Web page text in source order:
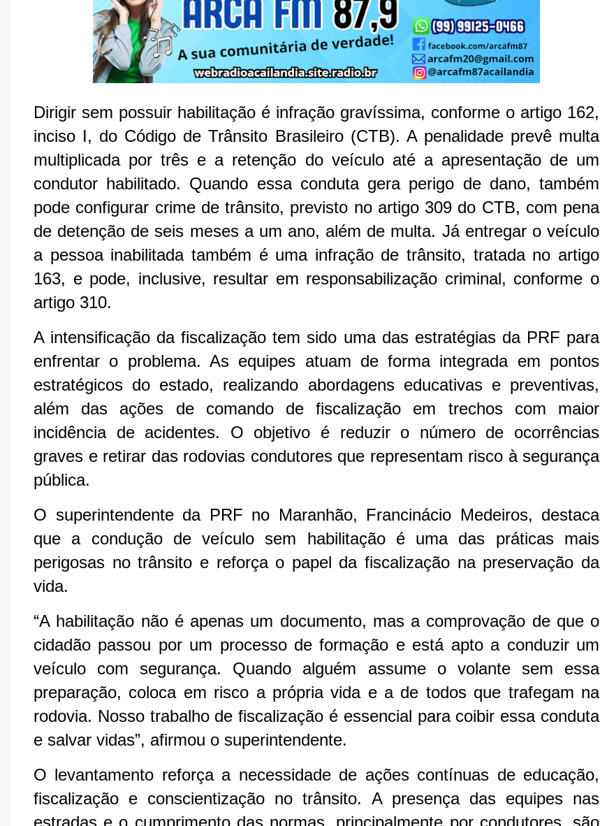
Dirigir sem possuir habilitação é infração gravíssima, conforme o artigo 162,
inciso I, do Código de Trânsito Brasileiro (CTB). A penalidade prevê multa
multiplicada por três e a retenção do veículo até a apresentação de um
condutor habilitado. Quando essa conduta gera perigo de dano, também
pode configurar crime de trânsito, previsto no artigo 309 do CTB, com pena
de detenção de seis meses a um ano, além de multa. Já entregar o veículo
a pessoa inabilitada também é uma infração de trânsito, tratada no artigo
163, e pode, inclusive, resultar em responsabilização criminal, conforme o
artigo 310.
A intensificação da fiscalização tem sido uma das estratégias da PRF para
enfrentar o problema. As equipes atuam de forma integrada em pontos
estratégicos do estado, realizando abordagens educativas e preventivas,
além das ações de comando de fiscalização em trechos com maior
incidência de acidentes. O objetivo é reduzir o número de ocorrências
graves e retirar das rodovias condutores que representam risco à segurança
pública.
O superintendente da PRF no Maranhão, Francinácio Medeiros, destaca
que a condução de veículo sem habilitação é uma das práticas mais
perigosas no trânsito e reforça o papel da fiscalização na preservação da
vida.
“A habilitação não é apenas um documento, mas a comprovação de que o
cidadão passou por um processo de formação e está apto a conduzir um
veículo com segurança. Quando alguém assume o volante sem essa
preparação, coloca em risco a própria vida e a de todos que trafegam na
rodovia. Nosso trabalho de fiscalização é essencial para coibir essa conduta
e salvar vidas”, afirmou o superintendente.
O levantamento reforça a necessidade de ações contínuas de educação,
fiscalização e conscientização no trânsito. A presença das equipes nas
estradas e o cumprimento das normas, principalmente por condutores, são